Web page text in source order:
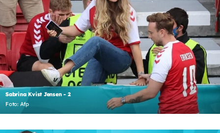
Sabrina Kvist Jensen - 2
Foto: Afp